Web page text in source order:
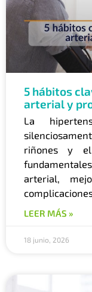
5 hábitos
arterial y
La
riñones y el
arterial,
LEER MÁS »
18 junio, 2026